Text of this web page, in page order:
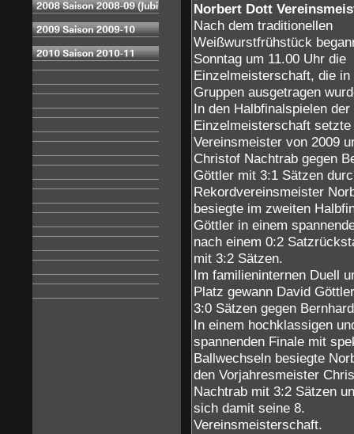
Norbert Dott
Nach dem traditionellen
Weißwurstfrühstück
Sonntag um 11.00 Uhr die
Einzelmeisterschaft, die in
Gruppen ausgetragen
In den Halbfinalspielen der
Einzelmeisterschaft
Vereinsmeister von 2009
Christof Nachtrab gegen
Göttler mit 3:1 Sätzen
Rekordvereinsmeister
besiegte im zweiten
Göttler in einem
nach einem 0:2
mit 3:2 Sätzen.
Im familieninternen Duell
Platz gewann David
3:0 Sätzen gegen
In einem hochklassigen
spannenden Finale mit
Ballwechseln besiegte
den Vorjahresmeister
Nachtrab mit 3:2 Sätzen
sich damit seine 8.
Vereinsmeisterschaft.